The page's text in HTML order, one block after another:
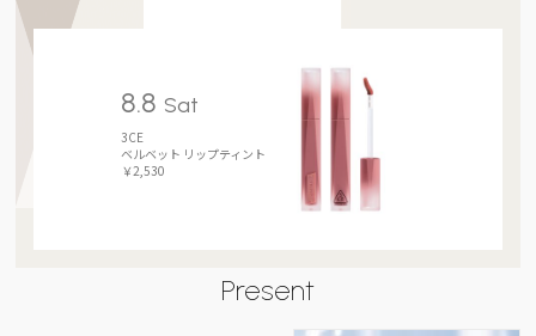
8.8 Sat
3CE
ベルベット リップティント
￥2,530
Present